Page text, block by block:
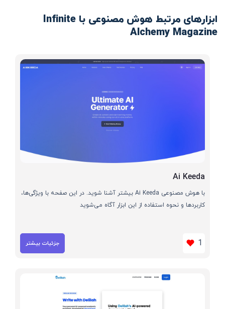
ابزارهای مرتبط هوش مصنوعی با Infinite
Alchemy Magazine
Ai Keeda
با هوش مصنوعی Ai Keeda بیشتر آشنا شوید. در این صفحه با ویژگی‌ها،
کاربردها و نحوه استفاده از این ابزار آگاه می‌شوید
1 جزئیات بیشتر